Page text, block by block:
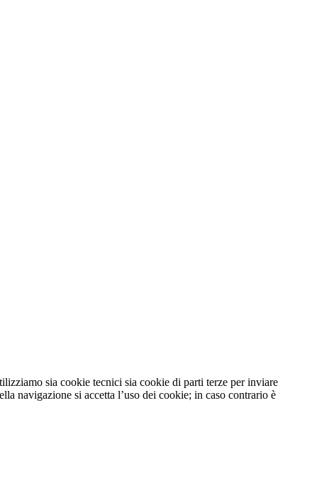
sia cookie tecnici sia cookie di parti terze per inviare
navigazione si accetta l’uso dei cookie; in caso contrario è